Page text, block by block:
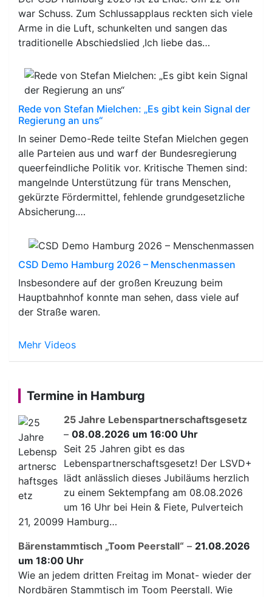
war Schuss. Zum Schlussapplaus reckten sich viele
Arme in die Luft, schunkelten und sangen das
traditionelle Abschiedslied ‚Ich liebe das…
Rede von Stefan Mielchen: „Es gibt kein Signal der
Regierung an uns“
In seiner Demo-Rede teilte Stefan Mielchen gegen
alle Parteien aus und warf der Bundesregierung
queerfeindliche Politik vor. Kritische Themen sind:
mangelnde Unterstützung für trans Menschen,
gekürzte Fördermittel, fehlende grundgesetzliche
Absicherung.…
CSD Demo Hamburg 2026 – Menschenmassen
Insbesondere auf der großen Kreuzung beim
Hauptbahnhof konnte man sehen, dass viele auf
der Straße waren.
Mehr Videos
Termine in Hamburg
25 Jahre Lebenspartnerschaftsgesetz
– 08.08.2026 um 16:00 Uhr
Seit 25 Jahren gibt es das
Lebenspartnerschaftsgesetz! Der LSVD+
lädt anlässlich dieses Jubiläums herzlich
zu einem Sektempfang am 08.08.2026
um 16 Uhr bei Hein & Fiete, Pulverteich
21, 20099 Hamburg…
Bärenstammtisch „Toom Peerstall“ – 21.08.2026
um 18:00 Uhr
Wie an jedem dritten Freitag im Monat- wieder der
Nordbären Stammtisch im Toom Peerstall. Wie